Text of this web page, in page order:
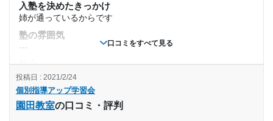
目的の達成度
達成
理解できるようになった
中学3年
---
通塾頻度
口コミをすべて見る
入塾を決めたきっかけ
姉が通っているからです
塾の雰囲気
---
---
コース・カリキュラム
充実プラン
個別指導アップ学習会
園田教室の口コミ・評判
投稿日 : 2021/2/24